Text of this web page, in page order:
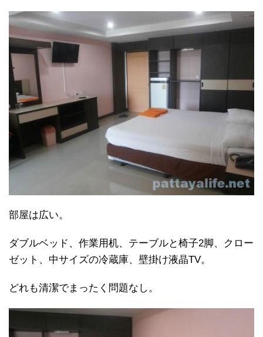
部屋は広い。
ダブルベッド、作業用机、テーブルと椅子2脚、クロー
ゼット、中サイズの冷蔵庫、壁掛け液晶TV。
どれも清潔でまったく問題なし。